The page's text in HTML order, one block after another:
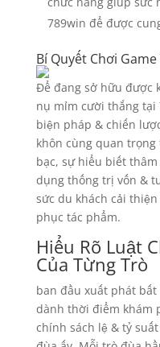
789win để được
Bí Quyết Chơi
Để đang sở hữu được
nụ mỉm cười thắng tại
biện pháp & chiến
khôn cùng quan
bạc, sự hiểu biết
dụng thống trị vốn &
sức du khách cải
phục tác phẩm.
Hiểu Rõ Luật
Của Từng Trò
ban đầu xuất phát
dành thời điểm khám
chính sách lệ & tỷ